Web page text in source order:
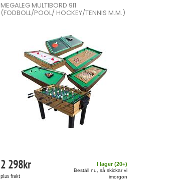
MEGALEG MULTIBORD 9I1
(FODBOLL/POOL/ HOCKEY/TENNIS M.M.)
2 298kr
plus frakt
I lager (20+)
Beställ nu, så skickar vi
imorgon